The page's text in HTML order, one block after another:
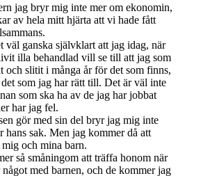
jag bryr mig inte mer om ekonomin,
av hela mitt hjärta att vi hade fått
väl ganska självklart att jag idag, när
illa behandlad vill se till att jag som
och slitit i många år för det som finns,
som jag har rätt till. Det är väl inte
som ska ha av de jag har jobbat
har jag fel.
gör med sin del bryr jag mig inte
hans sak. Men jag kommer då att
och mina barn.
så småningom att träffa honom när
med barnen, och de kommer jag